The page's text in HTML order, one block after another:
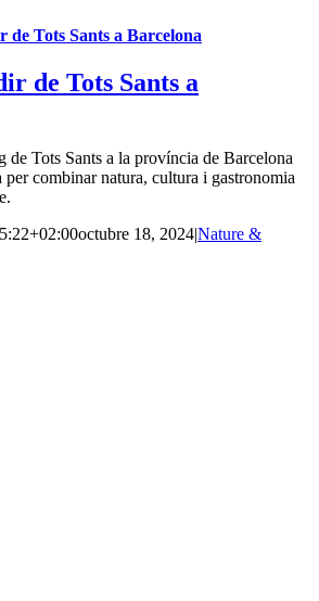
de Tots Sants a Barcelona
de Tots Sants a
de Tots Sants a la província de Barcelona
per combinar natura, cultura i gastronomia
octubre 18, 2024|Nature &